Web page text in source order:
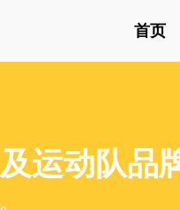
首页
运动队品